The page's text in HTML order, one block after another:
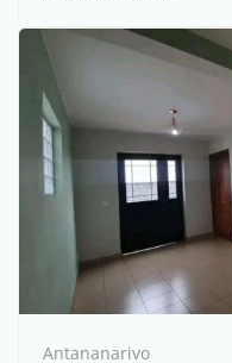
Antananarivo